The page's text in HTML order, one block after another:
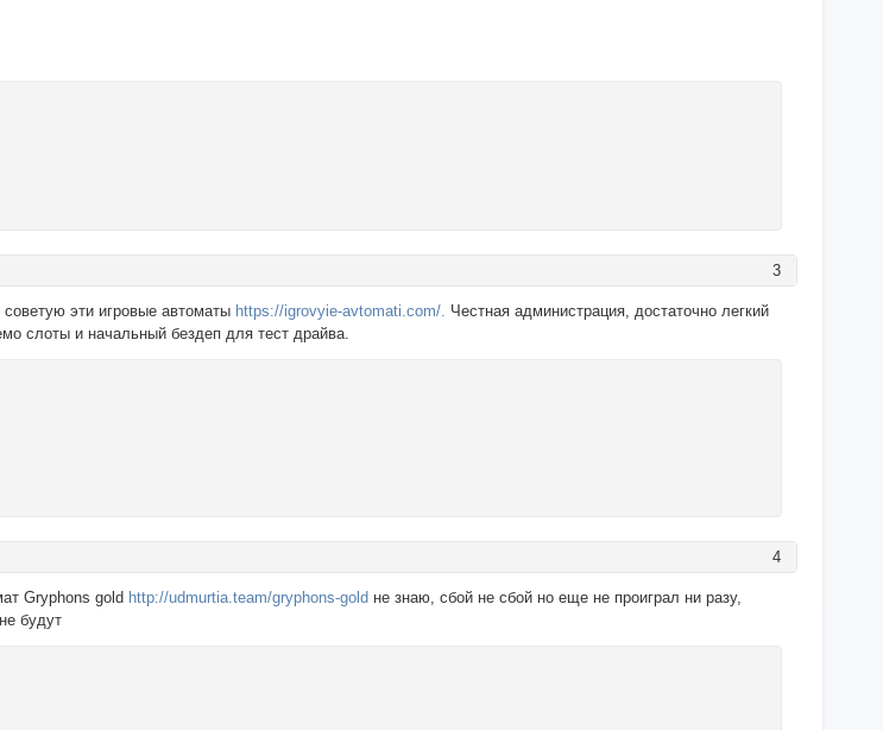
3
советую эти игровые автоматы https://igrovyie-avtomati.com/. Честная администрация, достаточно легкий
слоты и начальный бездеп для тест драйва.
4
Gryphons gold http://udmurtia.team/gryphons-gold не знаю, сбой не сбой но еще не проиграл ни разу,
будут